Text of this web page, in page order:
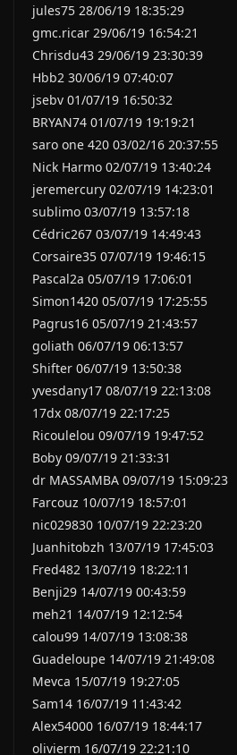
jules75 28/06/19 18:35:29
gmc.ricar 29/06/19 16:54:21
Chrisdu43 29/06/19 23:30:39
Hbb2 30/06/19 07:40:07
jsebv 01/07/19 16:50:32
BRYAN74 01/07/19 19:19:21
saro one 420 03/02/16 20:37:55
Nick Harmo 02/07/19 13:40:24
jeremercury 02/07/19 14:23:01
sublimo 03/07/19 13:57:18
Cédric267 03/07/19 14:49:43
Corsaire35 07/07/19 19:46:15
Pascal2a 05/07/19 17:06:01
Simon1420 05/07/19 17:25:55
Pagrus16 05/07/19 21:43:57
goliath 06/07/19 06:13:57
Shifter 06/07/19 13:50:38
yvesdany17 08/07/19 22:13:08
17dx 08/07/19 22:17:25
Ricoulelou 09/07/19 19:47:52
Boby 09/07/19 21:33:31
dr MASSAMBA 09/07/19 15:09:23
Farcouz 10/07/19 18:57:01
nic029830 10/07/19 22:23:20
Juanhitobzh 13/07/19 17:45:03
Fred482 13/07/19 18:22:11
Benji29 14/07/19 00:43:59
meh21 14/07/19 12:12:54
calou99 14/07/19 13:08:38
Guadeloupe 14/07/19 21:49:08
Mevca 15/07/19 19:27:05
Sam14 16/07/19 11:43:42
Alex54000 16/07/19 18:44:17
olivierm 16/07/19 22:21:10